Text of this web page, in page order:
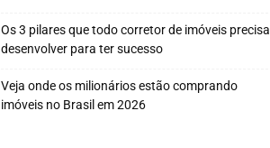
Os 3 pilares que todo corretor de imóveis precisa
desenvolver para ter sucesso
Veja onde os milionários estão comprando
imóveis no Brasil em 2026